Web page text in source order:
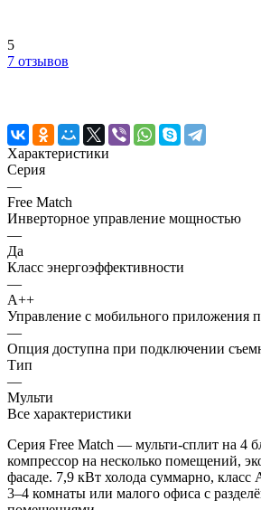
5
7 отзывов
Характеристики
Серия
—
Free Match
Инверторное управление мощностью
—
Да
Класс энергоэффективности
—
A++
Управление c мобильного приложения
—
Опция доступна при подключении
Тип
—
Мульти
Все характеристики
Серия Free Match — мульти-сплит на 4
компрессор на несколько помещений,
фасаде. 7,9 кВт холода суммарно,
3–4 комнаты или малого офиса с